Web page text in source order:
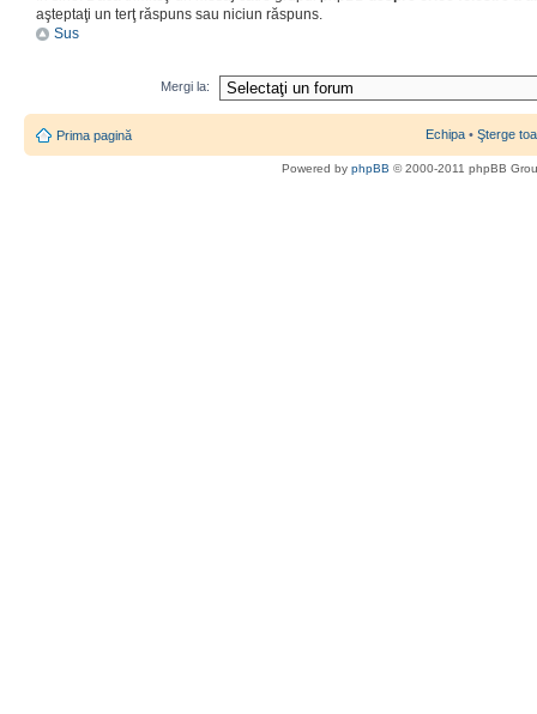
aşteptaţi un terţ răspuns sau niciun răspuns.
Sus
Mergi la:
Prima pagină Echipa • Şterge
Powered by phpBB © 2000-2011 phpBB